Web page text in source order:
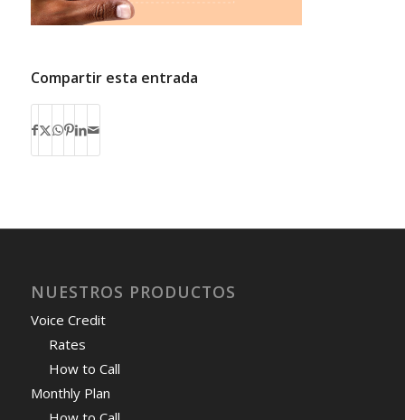
Compartir esta entrada
NUESTROS PRODUCTOS
Voice Credit
Rates
How to Call
Monthly Plan